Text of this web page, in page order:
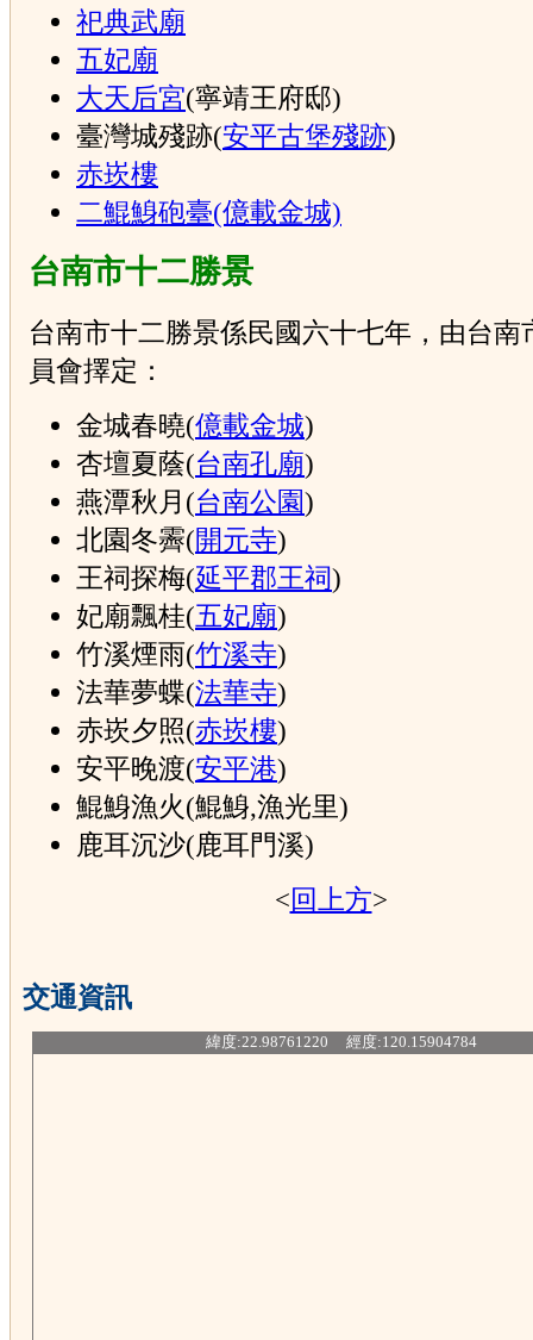
祀典武廟
五妃廟
大天后宮(寧靖王府邸)
臺灣城殘跡(安平古堡殘跡)
赤崁樓
二鯤鯓砲臺(億載金城)
台南市十二勝景
台南市十二勝景係民國六十七年，由台南
員會擇定：
金城春曉(億載金城)
杏壇夏蔭(台南孔廟)
燕潭秋月(台南公園)
北園冬霽(開元寺)
王祠探梅(延平郡王祠)
妃廟飄桂(五妃廟)
竹溪煙雨(竹溪寺)
法華夢蝶(法華寺)
赤崁夕照(赤崁樓)
安平晚渡(安平港)
鯤鯓漁火(鯤鯓,漁光里)
鹿耳沉沙(鹿耳門溪)
<回上方>
交通資訊
緯度:22.98761220 經度:120.15904784